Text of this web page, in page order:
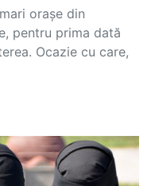
orașe din
pentru prima dată
Ocazie cu care,